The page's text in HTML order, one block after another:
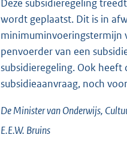
Deze subsidieregeling
wordt geplaatst. Dit is in
minimuminvoeringstermijn
penvoerder van een
subsidieregeling. Ook
subsidieaanvraag, noch
De Minister van Onderwijs,
E.E.W. Bruins